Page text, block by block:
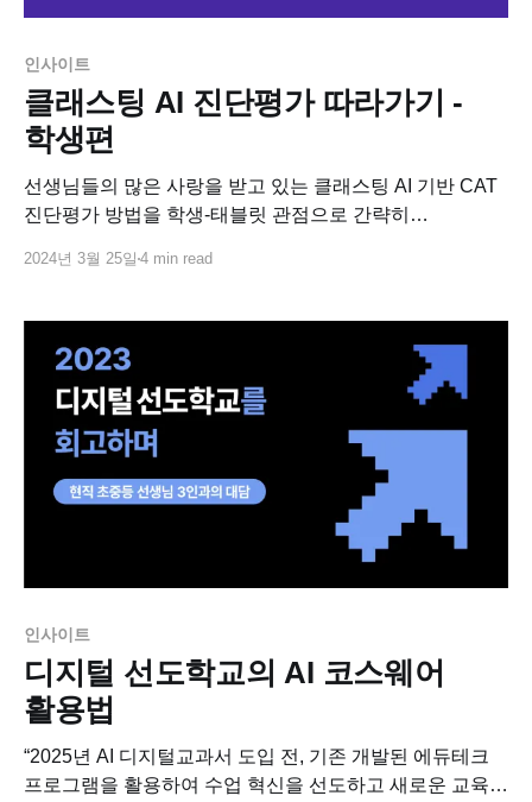
인사이트
클래스팅 AI 진단평가 따라가기 -
학생편
선생님들의 많은 사랑을 받고 있는 클래스팅 AI 기반 CAT
진단평가 방법을 학생-태블릿 관점으로 간략히
2024년 3월 25일 4 min read
인사이트
디지털 선도학교의 AI 코스웨어
활용법
“2025년 AI 디지털교과서 도입 전, 기존 개발된 에듀테크
프로그램을 활용하여 수업 혁신을 선도하고 새로운 교육